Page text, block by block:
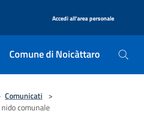
Accedi all'area personale
Comune di Noicàttaro
Comunicati >
comunale